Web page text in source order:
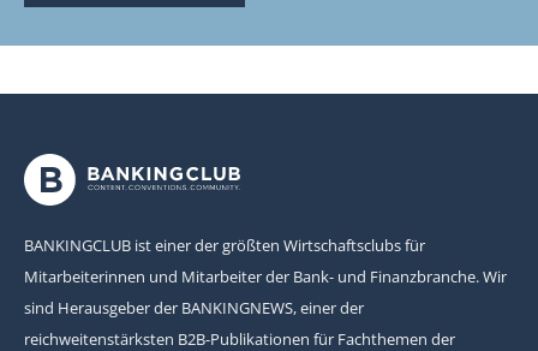
BANKINGCLUB ist einer der größten Wirtschaftsclubs für
Mitarbeiterinnen und Mitarbeiter der Bank- und Finanzbranche. Wir
sind Herausgeber der BANKINGNEWS, einer der
reichweitenstärksten B2B-Publikationen für Fachthemen der